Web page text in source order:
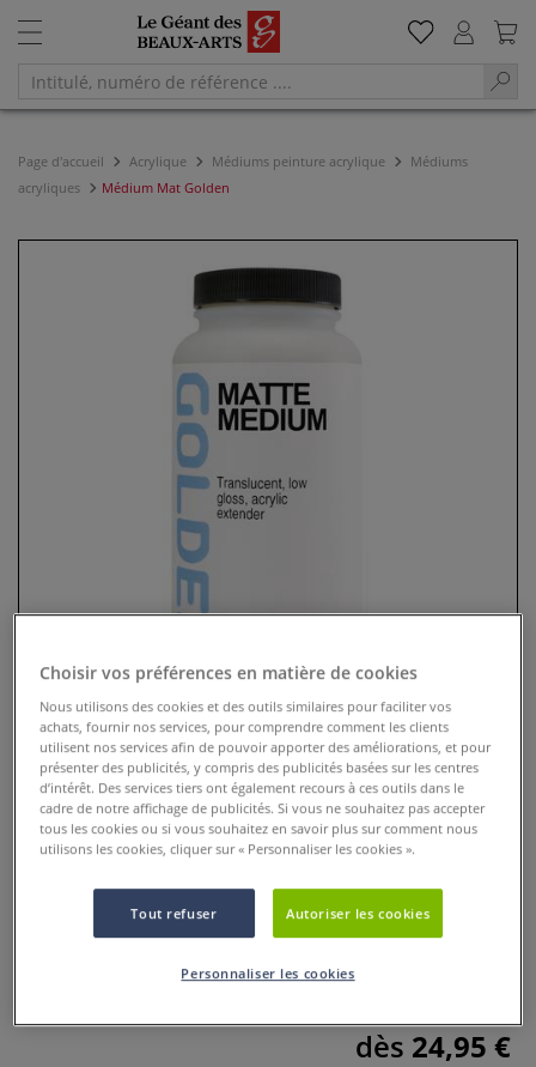
Page d'accueil Acrylique Médiums peinture acrylique
Médiums
acryliques
Médium Mat Golden
Médium Mat Golden
0 Commentaires
augmenter la solidité du film.
Plus
dès 24,95 €
Choisir vos préférences en matière de cookies
Nous utilisons des cookies et des outils similaires pour faciliter vos
achats, fournir nos services, pour comprendre comment les clients
utilisent nos services afin de pouvoir apporter des améliorations, et pour
présenter des publicités, y compris des publicités basées sur les centres
d’intérêt. Des services tiers ont également recours à ces outils dans le
cadre de notre affichage de publicités. Si vous ne souhaitez pas accepter
tous les cookies ou si vous souhaitez en savoir plus sur comment nous
utilisons les cookies, cliquer sur « Personnaliser les cookies ».
Tout refuser Autoriser les cookies
Personnaliser les cookies